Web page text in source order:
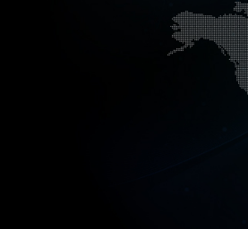
Fabriquant
gamme à
led,
économie